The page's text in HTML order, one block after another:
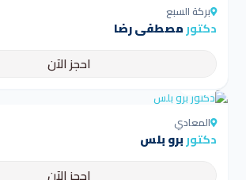
بركة السبع
دكتورمصطفي رضا
احجز الآن
المعادي
دكتوربرو بلس